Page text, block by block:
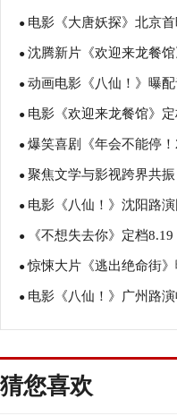
● 电影《大唐妖探》北京
盛赞：“夯！”
● 沈腾新片《欢迎来龙餐
报 烟火气中见人情温暖
● 动画电影《八仙！》曝
塑造凡人八仙群像
● 电影《欢迎来龙餐馆》
蒋奇明带中餐闯中东
● 爆笑喜剧《年会不能停
行 张若昀白客爆笑整活走
● 聚焦文学与影视跨界共
月报影视改编价值潜力榜”
● 电影《八仙！》沈阳路
互赠“东北特色”惊喜
● 《不想失去你》定档
凡生活里的光亮
●惊悚大片《逃出绝命街
步步紧逼压迫感拉满
● 电影《八仙！》广州路
创收获“粤”式惊喜
猜您喜欢